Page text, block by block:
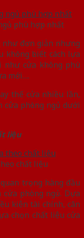
phù hợp nhất
đơn giản nhưng
không biết cách lựa
như cửa không phù
mới….
thế cửa nhiều lần,
cửa phòng ngủ dưới
liệu
chất liệu
trọng hàng đầu
phòng ngủ. Dựa
kiện tài chính, cân
chọn chất liệu cửa